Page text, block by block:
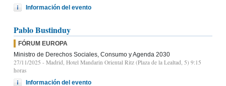
Información del evento
Pablo Bustinduy
FÓRUM EUROPA
Ministro de Derechos Sociales, Consumo y Agenda 2030
27/11/2025 - Madrid, Hotel Mandarin Oriental Ritz (Plaza de la Lealtad, 5) 9:15
horas
Información del evento